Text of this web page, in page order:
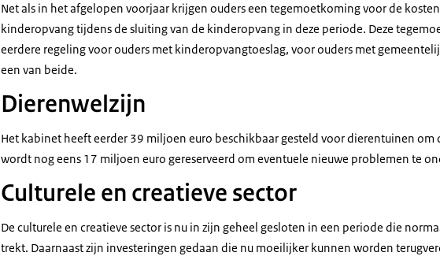
Net als in het afgelopen voorjaar krijgen ouders een tegemoetkoming voor de
kinderopvang tijdens de sluiting van de kinderopvang in deze periode. Deze
eerdere regeling voor ouders met kinderopvangtoeslag, voor ouders met
een van beide.
Dierenwelzijn
Het kabinet heeft eerder 39 miljoen euro beschikbaar gesteld voor dierentuinen om
wordt nog eens 17 miljoen euro gereserveerd om eventuele nieuwe problemen te
Culturele en creatieve sector
De culturele en creatieve sector is nu in zijn geheel gesloten in een periode die
trekt. Daarnaast zijn investeringen gedaan die nu moeilijker kunnen worden